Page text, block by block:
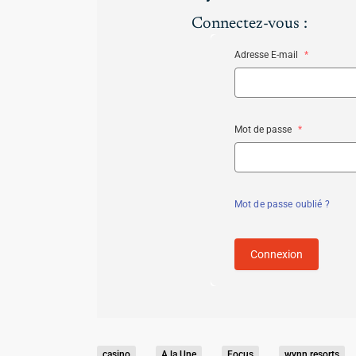
Connectez-vous :
Adresse E-mail *
Mot de passe *
Mot de passe oublié ?
Connexion